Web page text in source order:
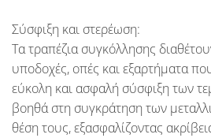
Σύσφιξη και στερέωση:
Τα τραπέζια συγκόλλησης
υποδοχές, οπές και εξαρτήματα
εύκολη και ασφαλή σύσφιξη των
βοηθά στη συγκράτηση των
θέση τους, εξασφαλίζοντας